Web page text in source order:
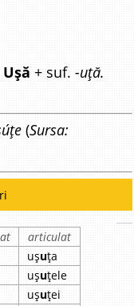
Ușă + suf.-uță.
(Sursa:
articulat
ușuța
ușuțele
ușuței